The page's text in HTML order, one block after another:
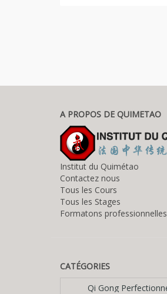
A PROPOS DE QUIMETAO
Institut du Quimétao
Contactez nous
Tous les Cours
Tous les Stages
Formatons professionnelles
CATÉGORIES
Catégories